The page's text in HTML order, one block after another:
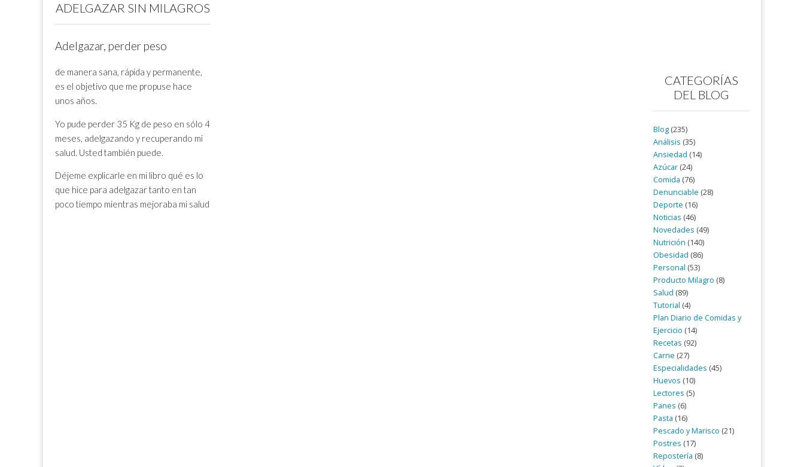
ADELGAZAR SIN MILAGROS
Adelgazar, perder peso
de manera sana, rápida y permanente,
es el objetivo que me propuse hace
unos años.
Yo pude perder 35 Kg de peso en sólo 4
meses, adelgazando y recuperando mi
salud. Usted también puede.
Déjeme explicarle en mi libro qué es lo
que hice para adelgazar tanto en tan
poco tiempo mientras mejoraba mi salud
CATEGORÍAS
DEL BLOG
Blog (235)
Análisis (35)
Ansiedad (14)
Azúcar (24)
Comida (76)
Denunciable (28)
Deporte (16)
Noticias (46)
Novedades (49)
Nutrición (140)
Obesidad (86)
Personal (53)
Producto Milagro (8)
Salud (89)
Tutorial (4)
Plan Diario de Comidas y
Ejercicio (14)
Recetas (92)
Carne (27)
Especialidades (45)
Huevos (10)
Lectores (5)
Panes (6)
Pasta (16)
Pescado y Marisco (21)
Postres (17)
Repostería (8)